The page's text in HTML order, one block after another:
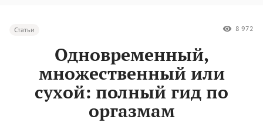
Статьи 8 972
Одновременный,
множественный или
сухой: полный гид по
оргазмам